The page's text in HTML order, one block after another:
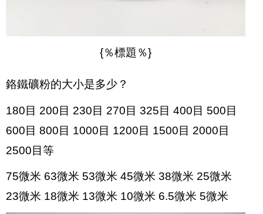
{％標題％}
鉻鐵礦粉的大小是多少？
180目 200目 230目 270目 325目 400目 500目
600目 800目 1000目 1200目 1500目 2000目
2500目等
75微米 63微米 53微米 45微米 38微米 25微米
23微米 18微米 13微米 10微米 6.5微米 5微米